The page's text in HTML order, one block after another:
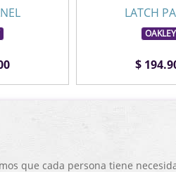
LATCH
OAKLEY
$
que cada persona tiene